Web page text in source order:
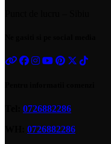
0726882286
0726882286